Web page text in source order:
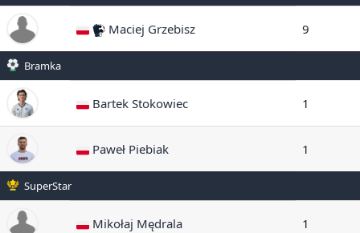
Maciej Grzebisz 9
Bramka
Bartek Stokowiec 1
Paweł Piebiak 1
SuperStar
Mikołaj Mędrala 1